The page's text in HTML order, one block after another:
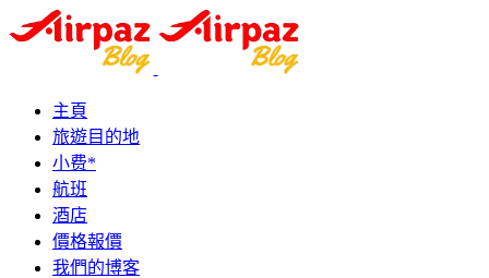
主頁
旅遊目的地
小费*
航班
酒店
價格報價
我們的博客